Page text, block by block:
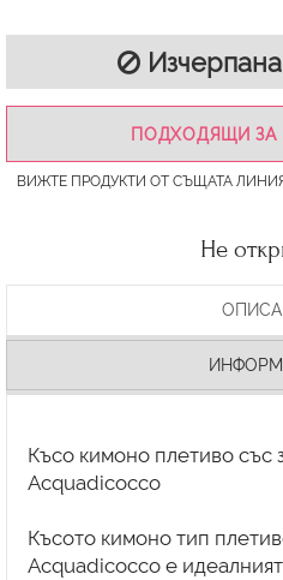
ПОДХОДЯЩИ ЗА
ВИЖТЕ ПРОДУКТИ ОТ СЪЩАТА
Не
Късо кимоно плетиво със
Acquadicocco
Късото кимоно тип
Acquadicocco е